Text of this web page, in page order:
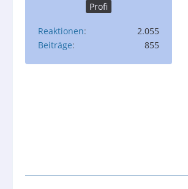
Profi
Reaktionen
2.055
Beiträge
855